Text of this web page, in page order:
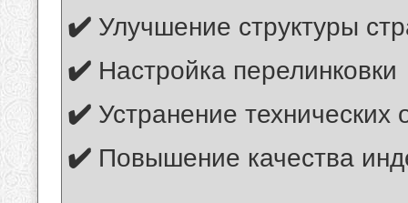
✔️ Улучшение структуры
✔️ Настройка перелинковки
✔️ Устранение технических
✔️ Повышение качества